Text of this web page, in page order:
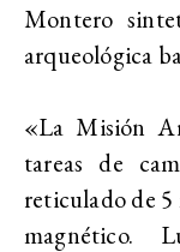
Montero
arqueológica
«La Misión
tareas de
reticulado de
magnético.